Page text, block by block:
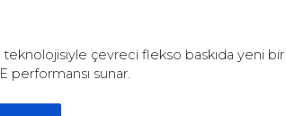
çevreci flekso baskıda yeni bir
performansı sunar.